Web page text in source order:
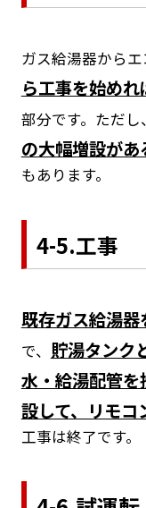
ガス給湯器からエ
ら工事を始め
部分です。ただし、
の大幅増設が
もあります。
4-5.工事
既存ガス給湯
で、 貯湯タンク
水・給湯配管を
設して、リモコ
工事は終了です。